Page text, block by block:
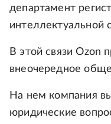
департамент
интеллектуальной
В этой связи Ozon
внеочередное
На нем компания
юридические